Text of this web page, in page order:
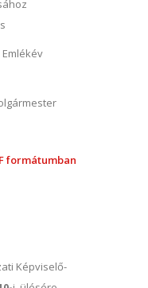
formátumban
Képviselő-